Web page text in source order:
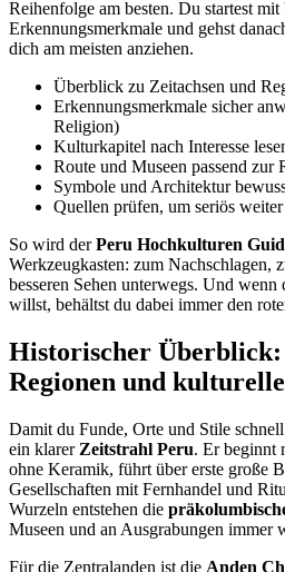
Reihenfolge am besten. Du startest
Erkennungsmerkmale und gehst
dich am meisten anziehen.
Überblick zu Zeitachsen und
Erkennungsmerkmale sicher
Religion)
Kulturkapitel nach Interesse
Route und Museen passend zur
Symbole und Architektur
Quellen prüfen, um seriös
So wird derPeru Hochkulturen
Werkzeugkasten: zum Nachschlagen,
besseren Sehen unterwegs. Und wenn
willst, behältst du dabei immer den
Historischer Überblick:
Regionen und
Damit du Funde, Orte und Stile
ein klarer Zeitstrahl Peru. Er beginnt
ohne Keramik, führt über erste große
Gesellschaften mit Fernhandel und
Wurzeln entstehen die
Museen und an Ausgrabungen immer
Für die Zentralanden ist die Anden